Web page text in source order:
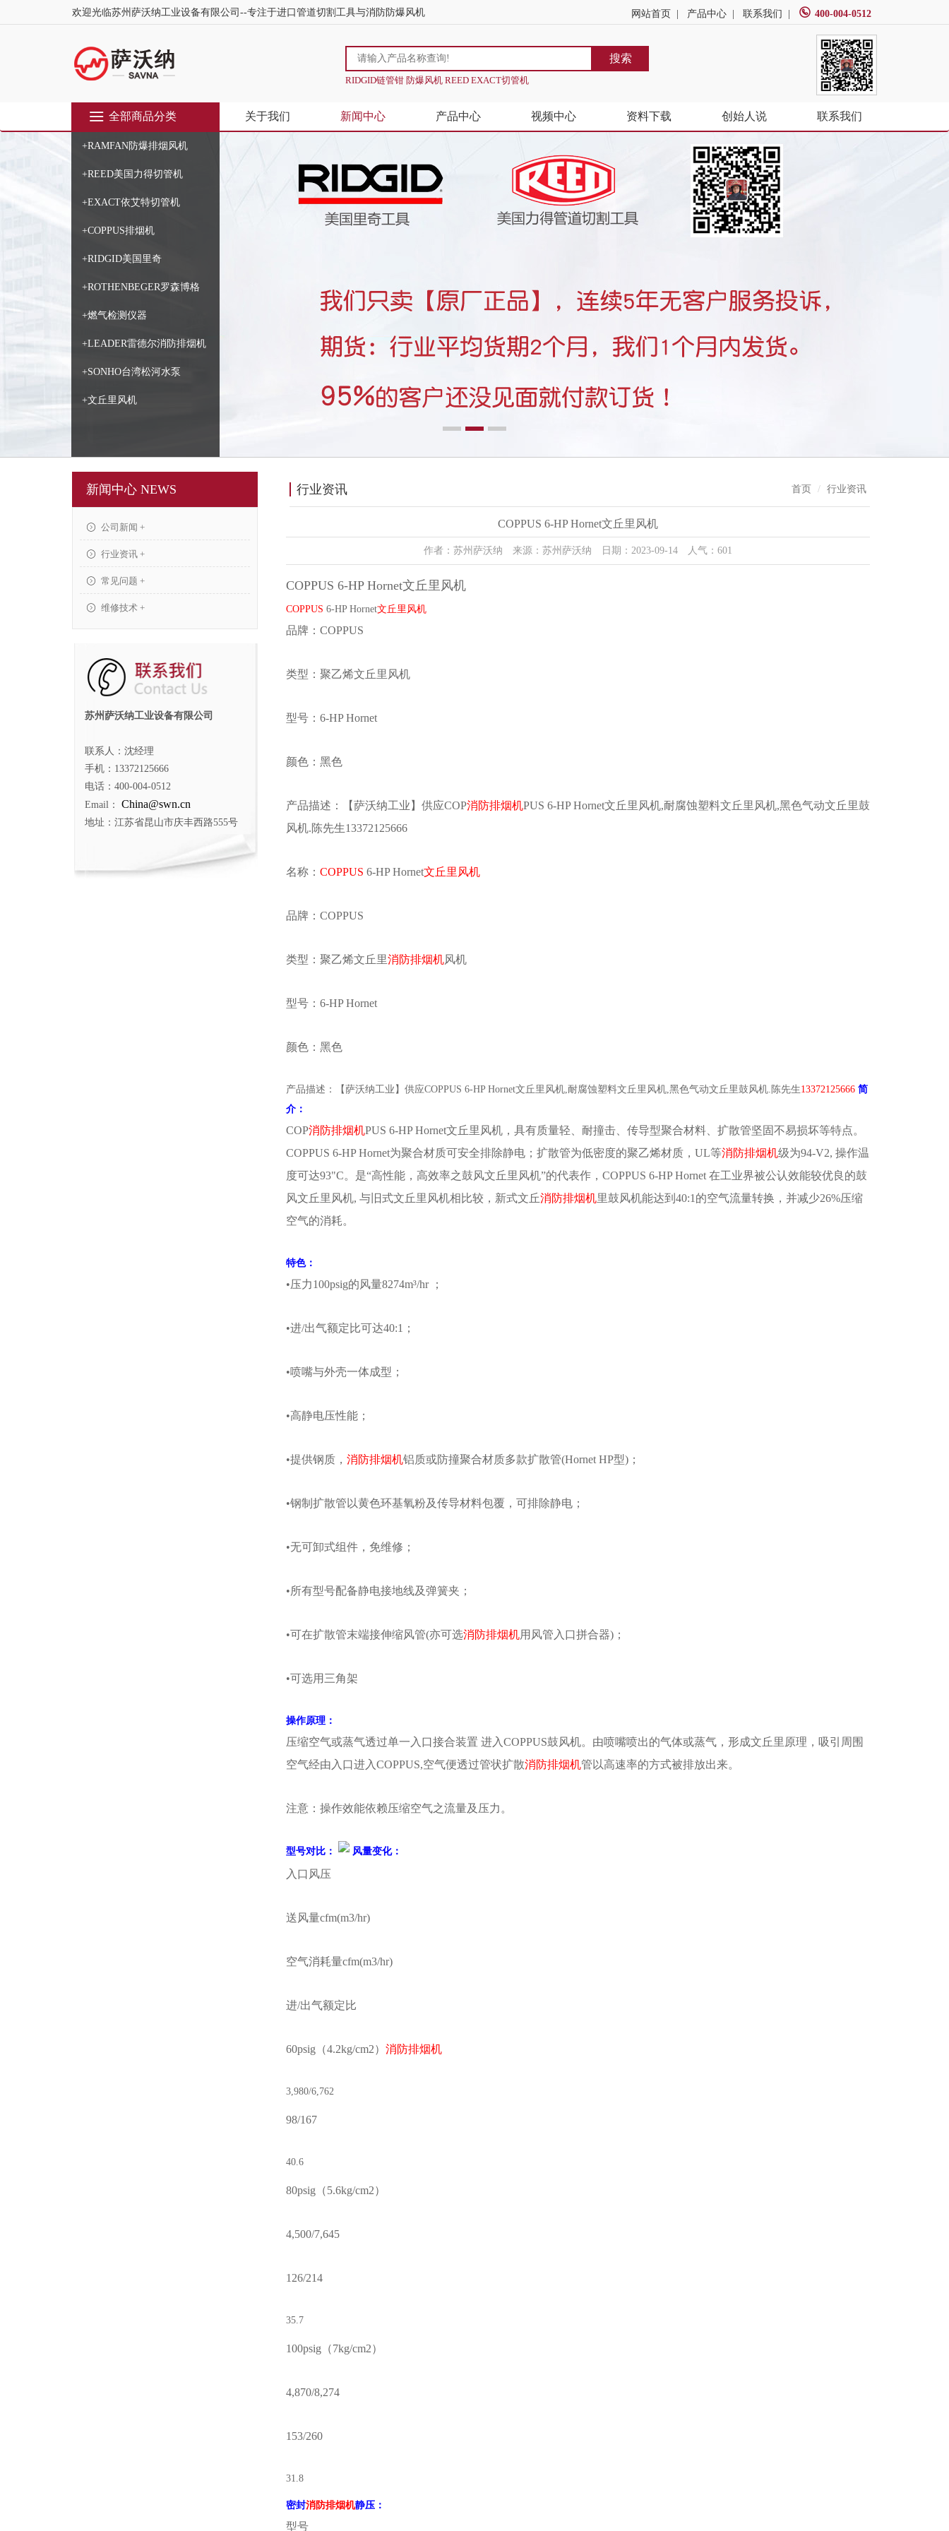
欢迎光临苏州萨沃纳工业设备有限公司--专注于进口管道切割工具与消防防爆风机 网站首页 产品中心 联系我们 400-004-0512
搜索
RIDGID链管钳 防爆风机 REED EXACT切管机
全部商品分类
+RAMFAN防爆排烟风机
+REED美国力得切管机
+EXACT依艾特切管机
+COPPUS排烟机
+RIDGID美国里奇
+ROTHENBEGER罗森博格
+燃气检测仪器
+LEADER雷德尔消防排烟机
+SONHO台湾松河水泵
+文丘里风机
关于我们 新闻中心 产品中心 视频中心 资料下载 创始人说 联系我们
新闻中心 NEWS
公司新闻 +
行业资讯 +
常见问题 +
维修技术 +
苏州萨沃纳工业设备有限公司
联系人：沈经理
手机：13372125666
电话：400-004-0512
Email：
China@swn.cn
地址：江苏省昆山市庆丰西路555号
行业资讯 首页 行业资讯
COPPUS 6-HP Hornet文丘里风机
作者：苏州萨沃纳 来源：苏州萨沃纳 日期：2023-09-14 人气：601
COPPUS 6-HP Hornet文丘里风机
COPPUS 6-HP Hornet文丘里风机
品牌：COPPUS
类型：聚乙烯文丘里风机
型号：6-HP Hornet
颜色：黑色
产品描述：【萨沃纳工业】供应COP消防排烟机PUS 6-HP Hornet文丘里风机,耐腐蚀塑料文丘里风机,黑色气动文丘里鼓
风机.陈先生13372125666
名称： COPPUS 6-HP Hornet文丘里风机
品牌：COPPUS
类型：聚乙烯文丘里消防排烟机风机
型号：6-HP Hornet
颜色：黑色
产品描述：【萨沃纳工业】供应COPPUS 6-HP Hornet文丘里风机,耐腐蚀塑料文丘里风机,黑色气动文丘里鼓风机.陈先生13372125666 简
介：
COP消防排烟机PUS 6-HP Hornet文丘里风机，具有质量轻、耐撞击、传导型聚合材料、扩散管坚固不易损坏等特点。
COPPUS 6-HP Hornet为聚合材质可安全排除静电；扩散管为低密度的聚乙烯材质，UL等消防排烟机级为94-V2, 操作温
度可达93"C。是“高性能，高效率之鼓风文丘里风机”的代表作，COPPUS 6-HP Hornet 在工业界被公认效能较优良的鼓
风文丘里风机, 与旧式文丘里风机相比较，新式文丘消防排烟机里鼓风机能达到40:1的空气流量转换，并减少26%压缩
空气的消耗。
特色：
•压力100psig的风量8274m³/hr ；
•进/出气额定比可达40:1；
•喷嘴与外壳一体成型；
•高静电压性能；
•提供钢质， 消防排烟机铝质或防撞聚合材质多款扩散管(Hornet HP型)；
•钢制扩散管以黄色环基氧粉及传导材料包覆，可排除静电；
•无可卸式组件，免维修；
•所有型号配备静电接地线及弹簧夹；
•可在扩散管末端接伸缩风管(亦可选消防排烟机用风管入口拼合器)；
•可选用三角架
操作原理：
压缩空气或蒸气透过单一入口接合装置 进入COPPUS鼓风机。由喷嘴喷出的气体或蒸气，形成文丘里原理，吸引周围
空气经由入口进入COPPUS,空气便透过管状扩散消防排烟机管以高速率的方式被排放出来。
注意：操作效能依赖压缩空气之流量及压力。
型号对比： 风量变化：
入口风压
送风量cfm(m3/hr)
空气消耗量cfm(m3/hr)
进/出气额定比
60psig（4.2kg/cm2） 消防排烟机
3,980/6,762
98/167
40.6
80psig（5.6kg/cm2）
4,500/7,645
126/214
35.7
100psig（7kg/cm2）
4,870/8,274
153/260
31.8
密封消防排烟机静压：
型号